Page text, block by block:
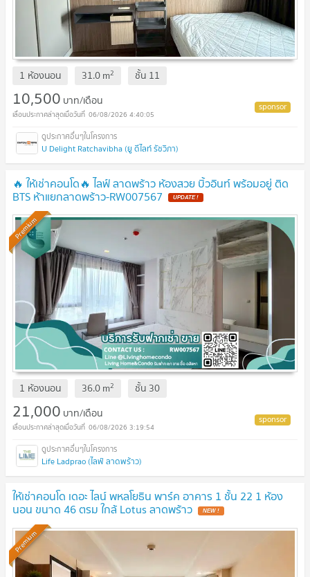
1 ห้องนอน 31.0m2 ชั้น 11
10,500 บาท/เดือน
06/08/2026 4:40:05
U Delight Ratchavibha (ยู ดีไลท์ รัชวิภา)
🔥 ให้เช่าคอนโด🔥 ไลฟ์ ลาดพร้าว ห้องสวย บิ้วอินท์ พร้อมอยู่ ติด
BTS ห้าแยกลาดพร้าว-RW007567
Premium
1 ห้องนอน 36.0m2 ชั้น 30
21,000 บาท/เดือน
06/08/2026 3:19:54
Life Ladprao (ไลฟ์ ลาดพร้าว)
ให้เช่าคอนโด เดอะ ไลน์ พหลโยธิน พาร์ค อาคาร 1 ชั้น 22 1 ห้อง
นอน ขนาด 46 ตรม ใกล้ Lotus ลาดพร้าว
Premium